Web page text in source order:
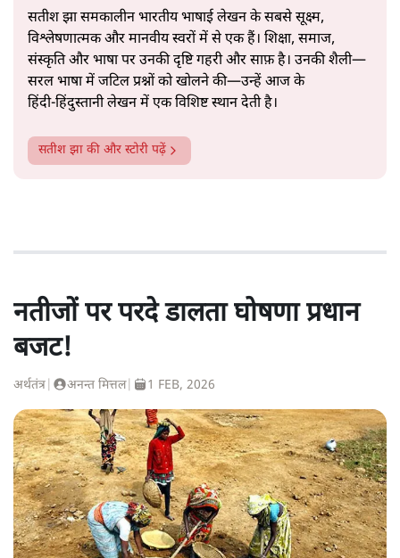
सतीश झा समकालीन भारतीय भाषाई लेखन के सबसे सूक्ष्म,
विश्लेषणात्मक और मानवीय स्वरों में से एक हैं। शिक्षा, समाज,
संस्कृति और भाषा पर उनकी दृष्टि गहरी और साफ़ है। उनकी शैली—
सरल भाषा में जटिल प्रश्नों को खोलने की—उन्हें आज के
हिंदी‑हिंदुस्तानी लेखन में एक विशिष्ट स्थान देती है।
सतीश झा की और स्टोरी पढ़ें
नतीजों पर परदे डालता घोषणा प्रधान
बजट!
अर्थतंत्र अनन्त मित्तल| 1 FEB, 2026